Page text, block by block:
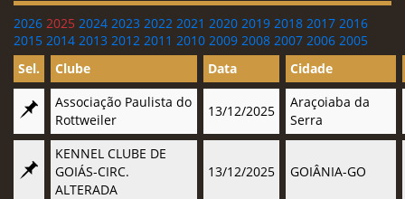
2026 2025 2024 2023 2022 2021 2020 2019 2018 2017 2016
2015 2014 2013 2012 2011 2010 2009 2008 2007 2006 2005
Sel.
Clube Data
Cidade
Associação Paulista do
Rottweiler
13/12/2025
Araçoiaba da
Serra
KENNEL CLUBE DE
GOIÁS-CIRC.
ALTERADA
13/12/2025 GOIÂNIA-GO